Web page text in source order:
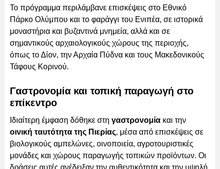
Το πρόγραμμα περιλάμβανε επισκέψεις στο Εθνικό
Πάρκο Ολύμπου και το φαράγγι του Ενιπέα, σε ιστορικά
μοναστήρια και βυζαντινά μνημεία, αλλά και σε
σημαντικούς αρχαιολογικούς χώρους της περιοχής,
όπως το Δίον, την Αρχαία Πύδνα και τους Μακεδονικούς
Τάφους Κορινού.
Γαστρονομία και τοπική παραγωγή στο
επίκεντρο
Ιδιαίτερη έμφαση δόθηκε στη γαστρονομία και την
οινική ταυτότητα της Πιερίας, μέσα από επισκέψεις σε
βιολογικούς αμπελώνες, οινοποιεία, αγροτουριστικές
μονάδες και χώρους παραγωγής τοπικών προϊόντων. Οι
δράσεις αυτές ανέδειξαν την αυθεντικότητα και την υψηλή